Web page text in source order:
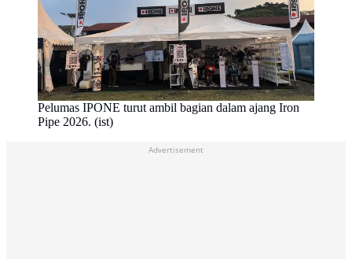
Pelumas IPONE turut ambil bagian dalam ajang Iron
Pipe 2026. (ist)
Advertisement